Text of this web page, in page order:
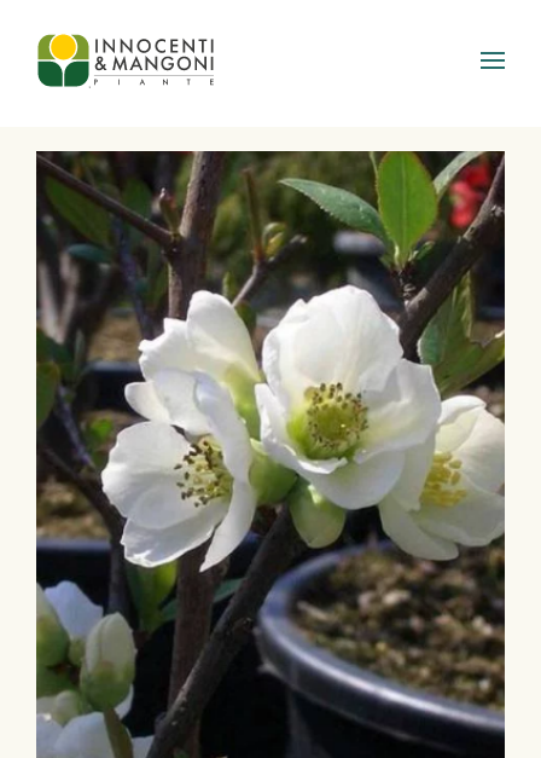
Skip to main content